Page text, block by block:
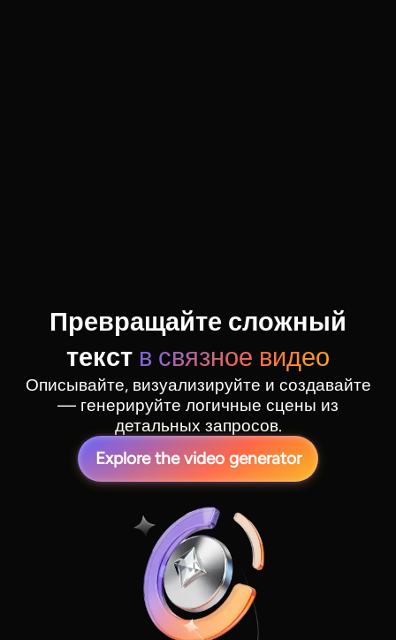
Превращайте сложный
текст в связное видео
Описывайте, визуализируйте и создавайте
— генерируйте логичные сцены из
детальных запросов.
Explore the video generator